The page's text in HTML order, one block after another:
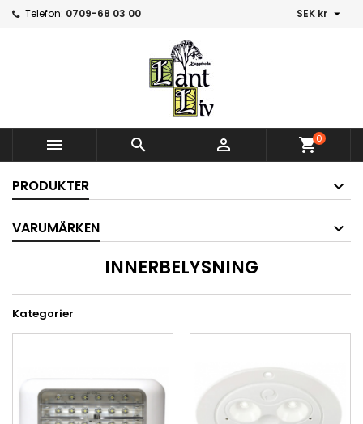
Telefon: 0709-68 03 00 SEK kr 
   shopping_cart0
PRODUKTER
VARUMÄRKEN
INNERBELYSNING
Kategorier